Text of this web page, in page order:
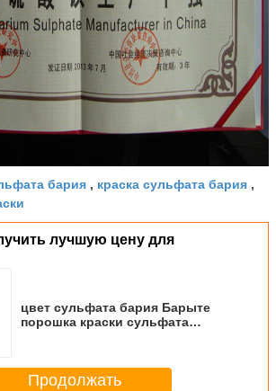
бария , краска сульфата бария ,
лучшую цену для
цвет сульфата бария Барыте
порошка краски сульфата
Продолжать